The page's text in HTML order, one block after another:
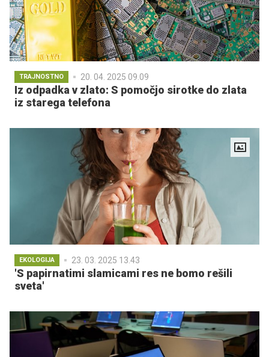
TRAJNOSTNO 20. 04. 2025 09.09
Iz odpadka v zlato: S pomočjo sirotke do zlata
iz starega telefona
EKOLOGIJA 23. 03. 2025 13.43
'S papirnatimi slamicami res ne bomo rešili
sveta'